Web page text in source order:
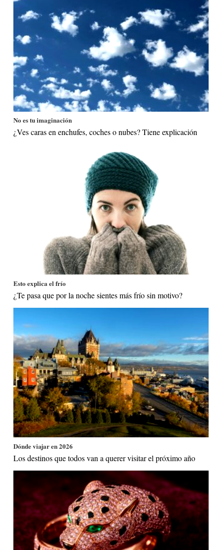
No es tu imaginación
¿Ves caras en enchufes, coches o nubes? Tiene explicación
Esto explica el frío
¿Te pasa que por la noche sientes más frío sin motivo?
Dónde viajar en 2026
Los destinos que todos van a querer visitar el próximo año